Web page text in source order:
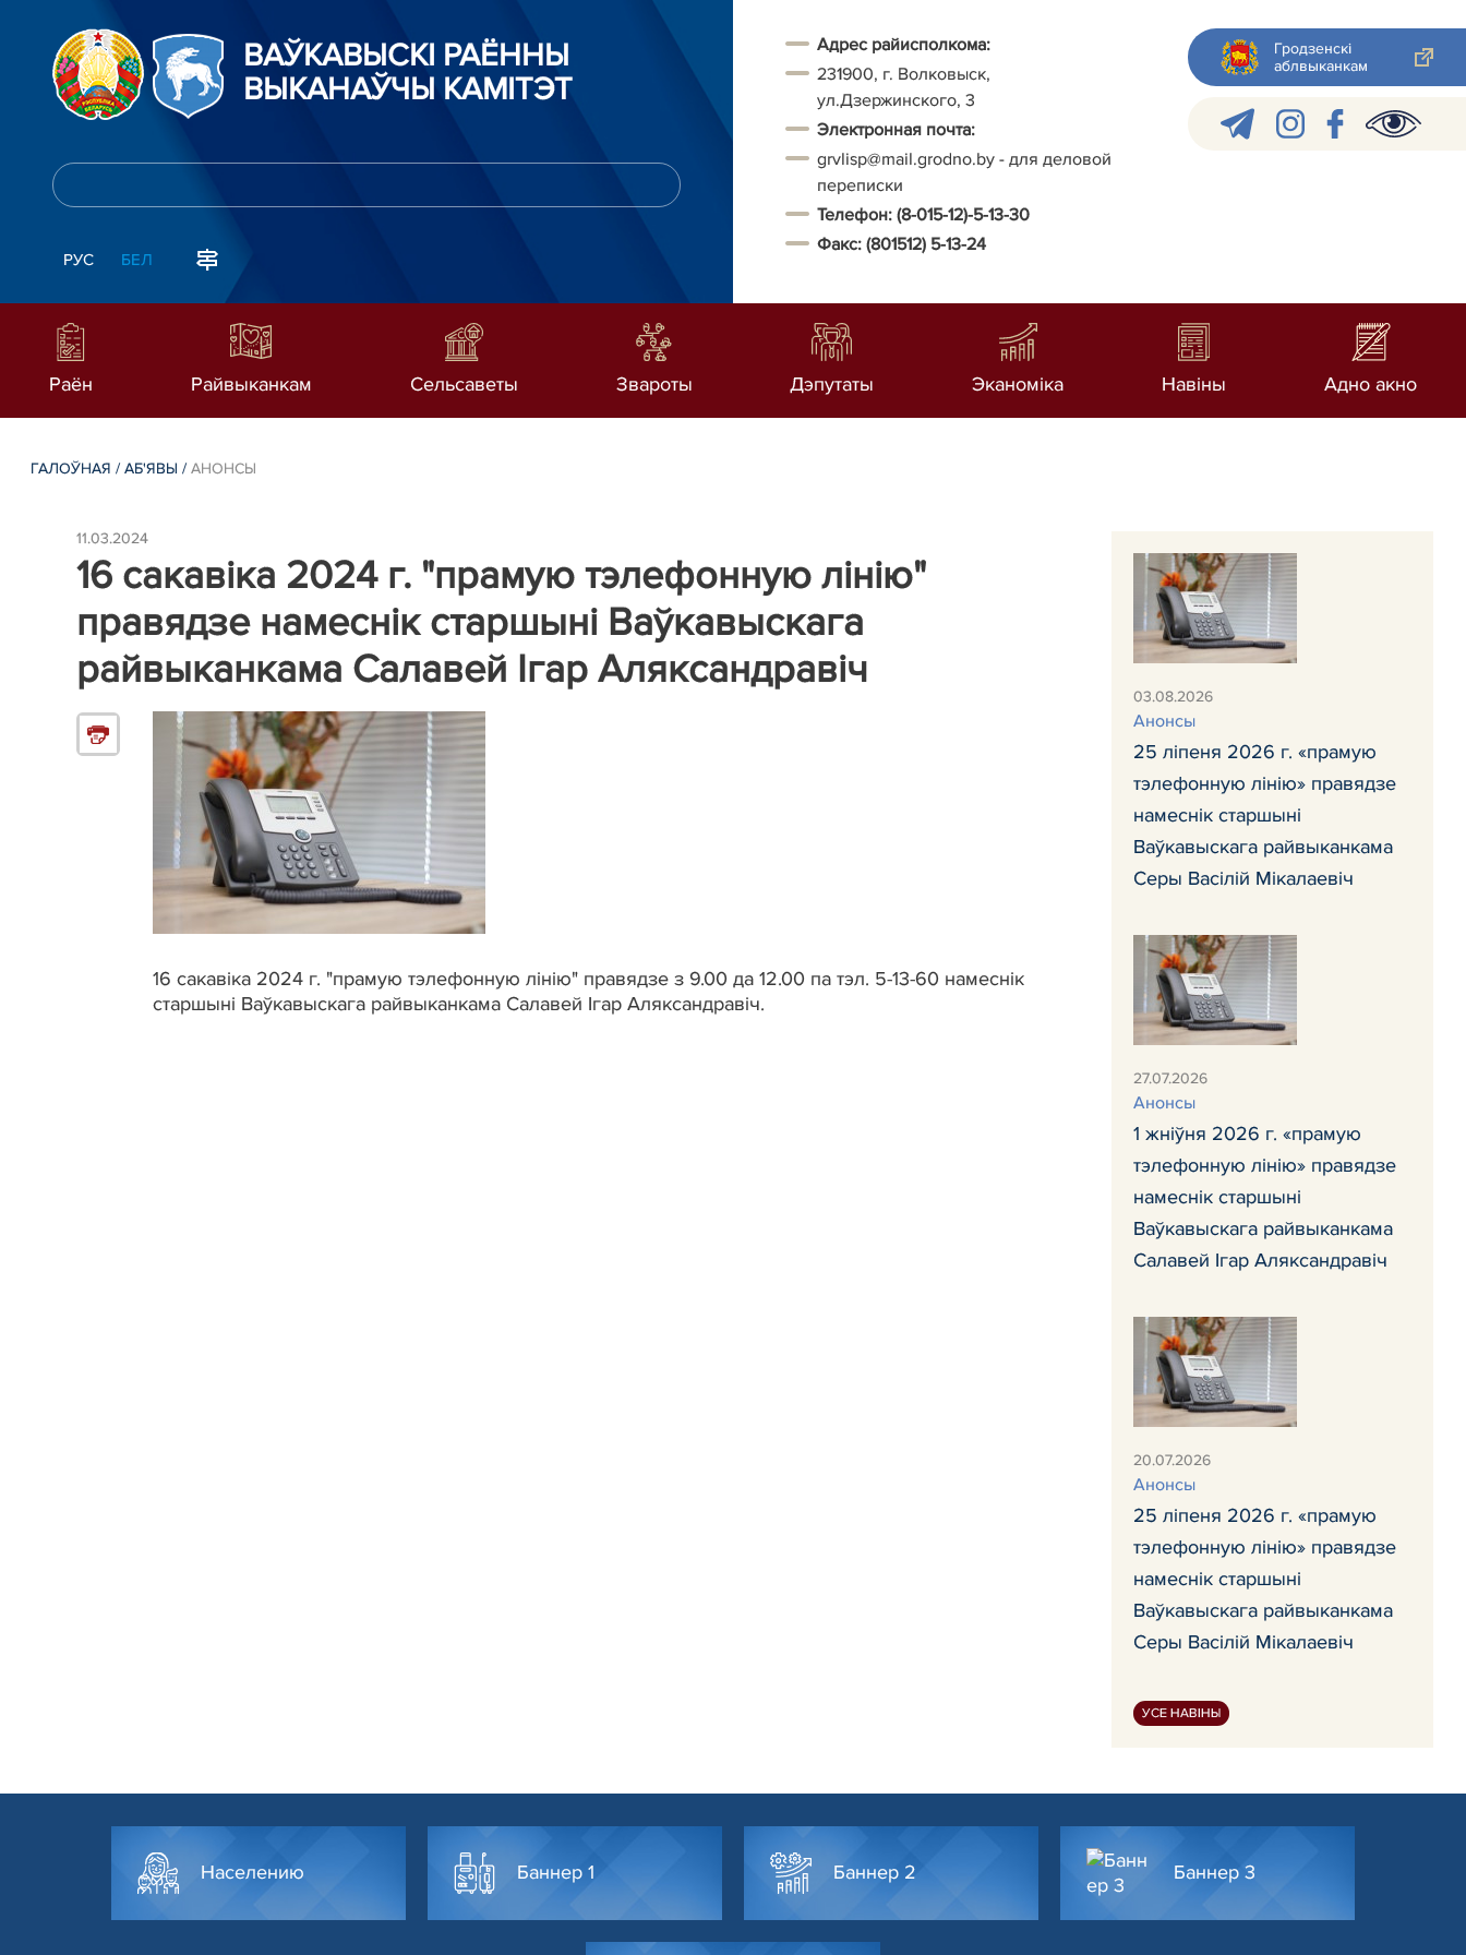
ВАЎКАВЫСКІ РАЁННЫ
ВЫКАНАЎЧЫ КАМІТЭТ
РУС БЕЛ
Адрес райисполкома:
231900, г. Волковыск,
ул.Дзержинского, 3
Электронная почта:
grvlisp@mail.grodno.by - для деловой
переписки
Телефон: (8-015-12)-5-13-30
Факс: (801512) 5-13-24
Гродзенскі
аблвыканкам
Раён Райвыканкам Сельсаветы Звароты Дэпутаты Эканоміка Навiны Адно акно
ГАЛОЎНАЯ /АБ'ЯВЫ /АНОНСЫ
11.03.2024
16 сакавіка 2024 г. "прамую тэлефонную лінію"
правядзе намеснік старшыні Ваўкавыскага
райвыканкама Салавей Ігар Аляксандравіч
16 сакавіка 2024 г. "прамую тэлефонную лінію" правядзе з 9.00 да 12.00 па тэл. 5-13-60 намеснік
старшыні Ваўкавыскага райвыканкама Салавей Ігар Аляксандравіч.
03.08.2026
Анонсы
25 ліпеня 2026 г. «прамую
тэлефонную лінію» правядзе
намеснік старшыні
Ваўкавыскага райвыканкама
Серы Васілій Мікалаевіч
27.07.2026
Анонсы
1 жніўня 2026 г. «прамую
тэлефонную лінію» правядзе
намеснік старшыні
Ваўкавыскага райвыканкама
Салавей Ігар Аляксандравіч
20.07.2026
Анонсы
25 ліпеня 2026 г. «прамую
тэлефонную лінію» правядзе
намеснік старшыні
Ваўкавыскага райвыканкама
Серы Васілій Мікалаевіч
УСЕ НАВІНЫ
Населению Баннер 1 Баннер 2 Баннер 3